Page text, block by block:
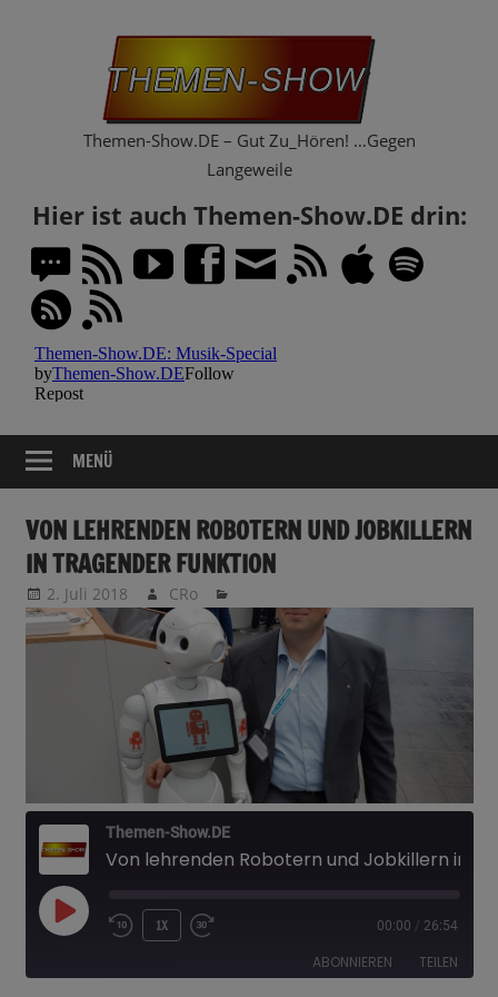
Themen-Show.DE – Gut Zu_Hören! …Gegen
Langeweile
Hier ist auch Themen-Show.DE drin:
MENÜ
VON LEHRENDEN ROBOTERN UND JOBKILLERN
IN TRAGENDER FUNKTION
2. Juli 2018 CRo
Themen-Show.DE
PLAY
1X 00:00 / 26:54
ABONNIEREN TEILEN